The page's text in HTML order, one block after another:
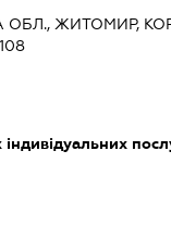
ОБЛ., ЖИТОМИР,